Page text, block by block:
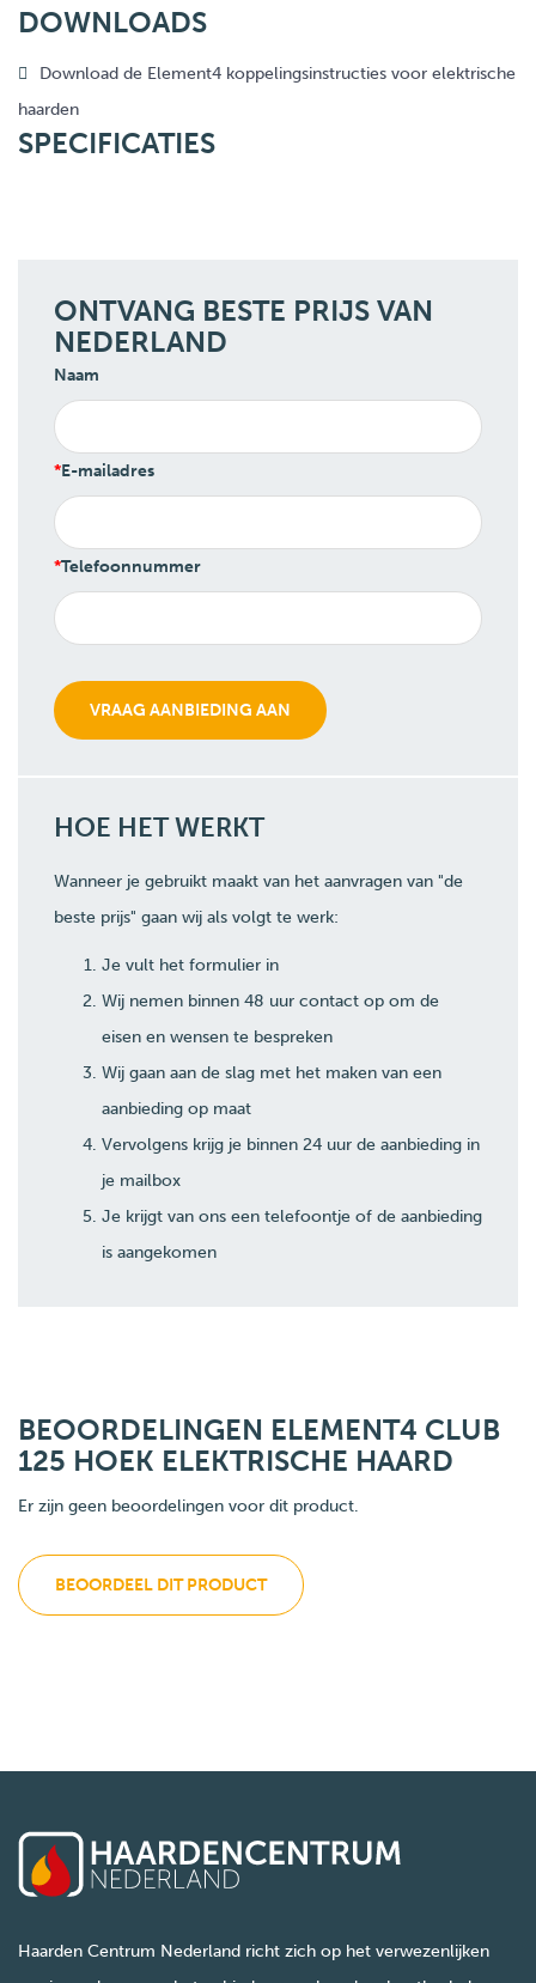
DOWNLOADS
Download de Element4 koppelingsinstructies voor elektrische
haarden
SPECIFICATIES
ONTVANG BESTE PRIJS VAN
NEDERLAND
Naam
E-mailadres
Telefoonnummer
HOE HET WERKT
Wanneer je gebruikt maakt van het aanvragen van "de
beste prijs" gaan wij als volgt te werk:
Je vult het formulier in
Wij nemen binnen 48 uur contact op om de
eisen en wensen te bespreken
Wij gaan aan de slag met het maken van een
aanbieding op maat
Vervolgens krijg je binnen 24 uur de aanbieding in
je mailbox
Je krijgt van ons een telefoontje of de aanbieding
is aangekomen
BEOORDELINGEN ELEMENT4 CLUB
125 HOEK ELEKTRISCHE HAARD
Er zijn geen beoordelingen voor dit product.
BEOORDEEL DIT PRODUCT
Haarden Centrum Nederland richt zich op het verwezenlijken